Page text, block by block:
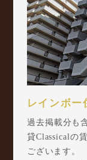
レインボー
過去掲載分も
貸Classicalの
ございます。